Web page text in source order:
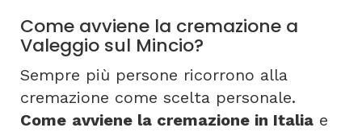
Come avviene la cremazione a
Valeggio sul Mincio?
Sempre più persone ricorrono alla
cremazione come scelta personale.
Come avviene la cremazione in Italia e